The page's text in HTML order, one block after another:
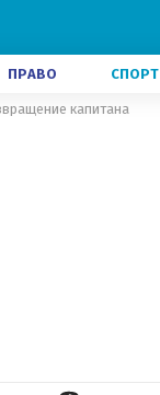
ПРАВО СПОРТ
капитана